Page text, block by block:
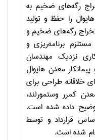
رگه‌های ضخیم به
را حفظ و تولید
رگه‌های ضخیم و
برنامه‌ریزی و
نزدیک مهندسان
معدن هایوال
خلاقانه طراحی برای
کمرر وستمورلند،
داده شده است.
قرارداد و توسط
شده است.